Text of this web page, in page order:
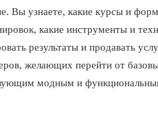
Вы узнаете, какие курсы и
какие инструменты и
результаты и продавать
желающих перейти от
модным и